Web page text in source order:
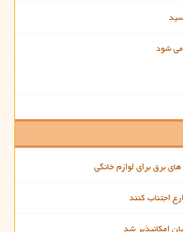
شود
برق برای لوازم خانگی
اجتناب کنند
امکانپذیر شد